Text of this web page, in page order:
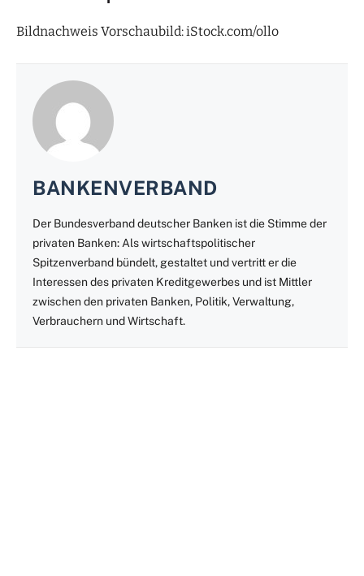
Bildnachweis Vorschaubild: iStock.com/ollo
BANKENVERBAND
Der Bundesverband deutscher Banken ist die Stimme der
privaten Banken: Als wirtschaftspolitischer
Spitzenverband bündelt, gestaltet und vertritt er die
Interessen des privaten Kreditgewerbes und ist Mittler
zwischen den privaten Banken, Politik, Verwaltung,
Verbrauchern und Wirtschaft.